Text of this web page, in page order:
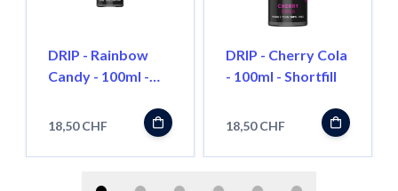
DRIP - Rainbow
Candy - 100ml -
18,50 CHF
DRIP - Cherry Cola
- 100ml - Shortfill
18,50 CHF